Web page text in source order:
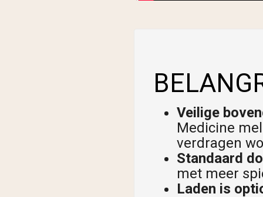
Veilige
Medicine
verdragen
Standaard
met meer
Laden is